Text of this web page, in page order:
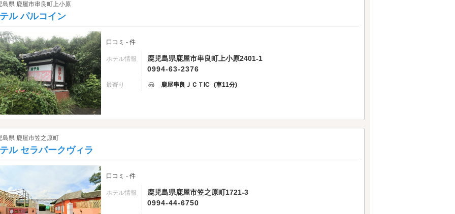
島県 鹿屋市串良町上小原
ル パルコイン
口コミ - 件
ホテル情報
鹿児島県鹿屋市串良町上小原2401-1
0994-63-2376
最寄り 鹿屋串良ＪＣＴIC (車11分)
島県 鹿屋市笠之原町
ル セラパークヴィラ
口コミ - 件
ホテル情報
鹿児島県鹿屋市笠之原町1721-3
0994-44-6750